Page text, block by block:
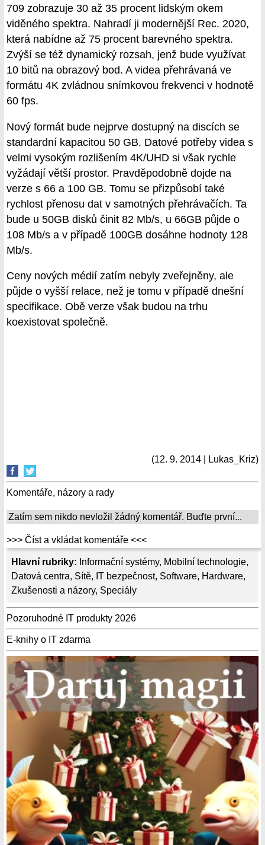
Hlavní rubriky: Informační systémy, Mobilní technologie,
Datová centra, Sítě, IT bezpečnost, Software, Hardware,
Zkušenosti a názory, Speciály
Pozoruhodné IT produkty 2026
E-knihy o IT zdarma
709 zobrazuje 30 až 35 procent lidským okem
viděného spektra. Nahradí ji modernější Rec. 2020,
která nabídne až 75 procent barevného spektra.
Zvýší se též dynamický rozsah, jenž bude využívat
10 bitů na obrazový bod. A videa přehrávaná ve
formátu 4K zvládnou snímkovou frekvenci v hodnotě
60 fps.
Nový formát bude nejprve dostupný na discích se
standardní kapacitou 50 GB. Datové potřeby videa s
velmi vysokým rozlišením 4K/UHD si však rychle
vyžádají větší prostor. Pravděpodobně dojde na
verze s 66 a 100 GB. Tomu se přizpůsobí také
rychlost přenosu dat v samotných přehrávačích. Ta
bude u 50GB disků činit 82 Mb/s, u 66GB půjde o
108 Mb/s a v případě 100GB dosáhne hodnoty 128
Mb/s.
Ceny nových médií zatím nebyly zveřejněny, ale
půjde o vyšší relace, než je tomu v případě dnešní
specifikace. Obě verze však budou na trhu
koexistovat společně.
(12. 9. 2014 | Lukas_Kriz)
Komentáře, názory a rady
Zatím sem nikdo nevložil žádný komentář. Buďte první...
>>> Číst a vkládat komentáře <<<